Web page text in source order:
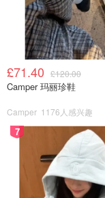
£71.40 £120.00
Camper 玛丽珍鞋
Camper 1176人感兴趣
7